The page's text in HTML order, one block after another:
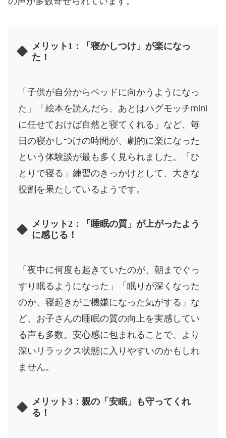
メリット1：「寝かしつけ」が楽になっ
た！
「子供が自分からベッドに向かうようになっ
た」「絵本を読んだら、あとはハグモッチmini
に任せておけば自然と寝てくれる」など、毎
日の寝かしつけの時間が、劇的に楽になった
という体験談が最も多く見られました。「ひ
とりで寝る」練習のきっかけとして、大きな
役割を果たしているようです。
メリット2：「睡眠の質」が上がったよう
に感じる！
「夜中に何度も起きていたのが、朝までぐっ
すり眠るようになった」「眠りが深くなった
のか、寝起きがご機嫌になった気がする」な
ど、お子さんの睡眠の質の向上を実感してい
る声も多数。安心感に包まれることで、より
深いリラックス状態に入りやすいのかもしれ
ません。
メリット3：親の「安眠」も守ってくれ
る！